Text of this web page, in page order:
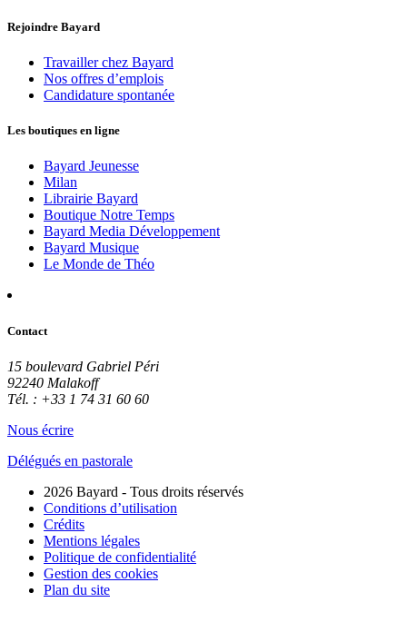
Rejoindre Bayard
Travailler chez Bayard
Nos offres d’emplois
Candidature spontanée
Les boutiques en ligne
Bayard Jeunesse
Milan
Librairie Bayard
Boutique Notre Temps
Bayard Media Développement
Bayard Musique
Le Monde de Théo
Contact
15 boulevard Gabriel Péri
92240 Malakoff
Tél. : +33 1 74 31 60 60
Nous écrire
Délégués en pastorale
2026 Bayard - Tous droits réservés
Conditions d’utilisation
Crédits
Mentions légales
Politique de confidentialité
Gestion des cookies
Plan du site